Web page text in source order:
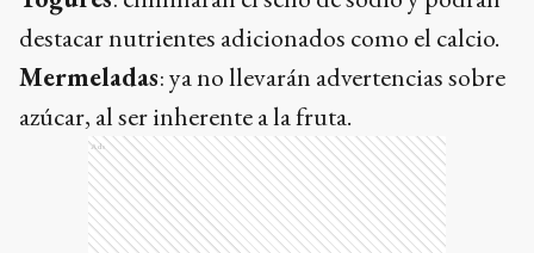
destacar nutrientes adicionados como el calcio.
Mermeladas: ya no llevarán advertencias sobre
azúcar, al ser inherente a la fruta.
Ads